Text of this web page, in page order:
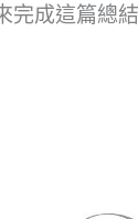
成這篇總